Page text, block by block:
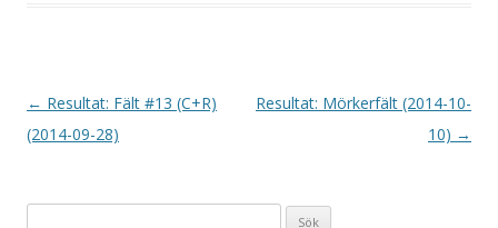
I
n
← Resultat: Fält #13 (C+R)
(2014-09-28)
Resultat: Mörkerfält (2014-10-
10) →